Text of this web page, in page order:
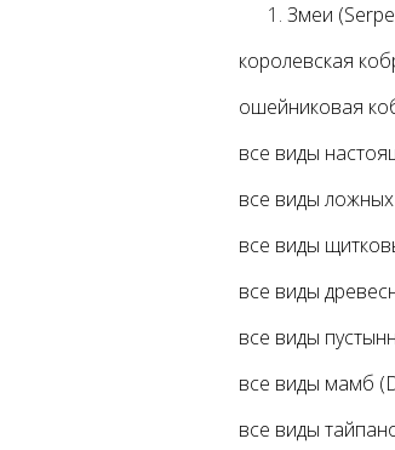
Змеи
королевская
ошейниковая
все виды
все виды
все виды
все виды
все виды
все виды мамб
все виды